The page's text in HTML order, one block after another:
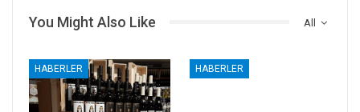
All
You Might Also Like
HABERLER HABERLER